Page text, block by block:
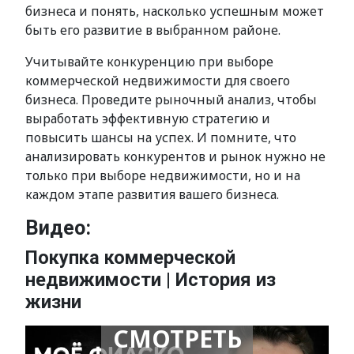
бизнеса и понять, насколько успешным может
быть его развитие в выбранном районе.
Учитывайте конкуренцию при выборе
коммерческой недвижимости для своего
бизнеса. Проведите рыночный анализ, чтобы
выработать эффективную стратегию и
повысить шансы на успех. И помните, что
анализировать конкурентов и рынок нужно не
только при выборе недвижимости, но и на
каждом этапе развития вашего бизнеса.
Видео:
Покупка коммерческой
недвижимости | История из
жизни
СМОТРЕТЬ